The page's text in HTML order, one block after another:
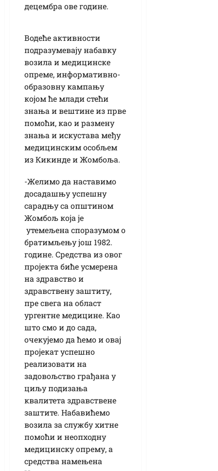
децембра ове године.
Водеће активности
подразумевају набавку
возила и медицинске
опреме, информативно-
образовну кампању
којом ће млади стећи
знања и вештине из прве
помоћи, као и размену
знања и искустава међу
медицинским особљем
из Кикинде и Жомбоља.
-Желимо да наставимо
досадашњу успешну
сарадњу са општином
Жомбољ која је
утемељена споразумом о
братимљењу још 1982.
године. Средства из овог
пројекта биће усмерена
на здравство и
здравствену заштиту,
пре свега на област
ургентне медицине. Као
што смо и до сада,
очекујемо да ћемо и овај
пројекат успешно
реализовати на
задовољство грађана у
циљу подизања
квалитета здравствене
заштите. Набавићемо
возила за службу хитне
помоћи и неопходну
медицинску опрему, а
средства намењена